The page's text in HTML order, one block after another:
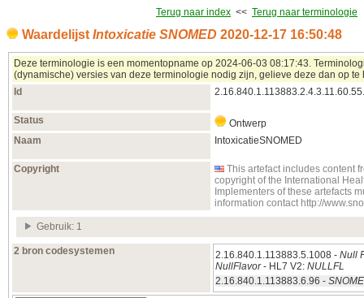
Terug naar index << Terug naar terminologie
Waardelijst Intoxicatie SNOMED 2020‑12‑17 16:50:48
Deze terminologie is een momentopname op 2024‑06‑03 08:17:43.
(dynamische) versies van deze terminologie nodig zijn, gelieve deze dan op te
Id
Status
Ontwerp
Naam
IntoxicatieSNOMED
Copyright
This artefact includes content
copyright of the International
Implementers of these artefacts
information contact http://
Gebruik: 1
2 bron codesystemen 2.16.840.1.113883.5.1008 - Null
NullFlavor- HL7 V2: NULLFL
2.16.840.1.113883.6.96 -